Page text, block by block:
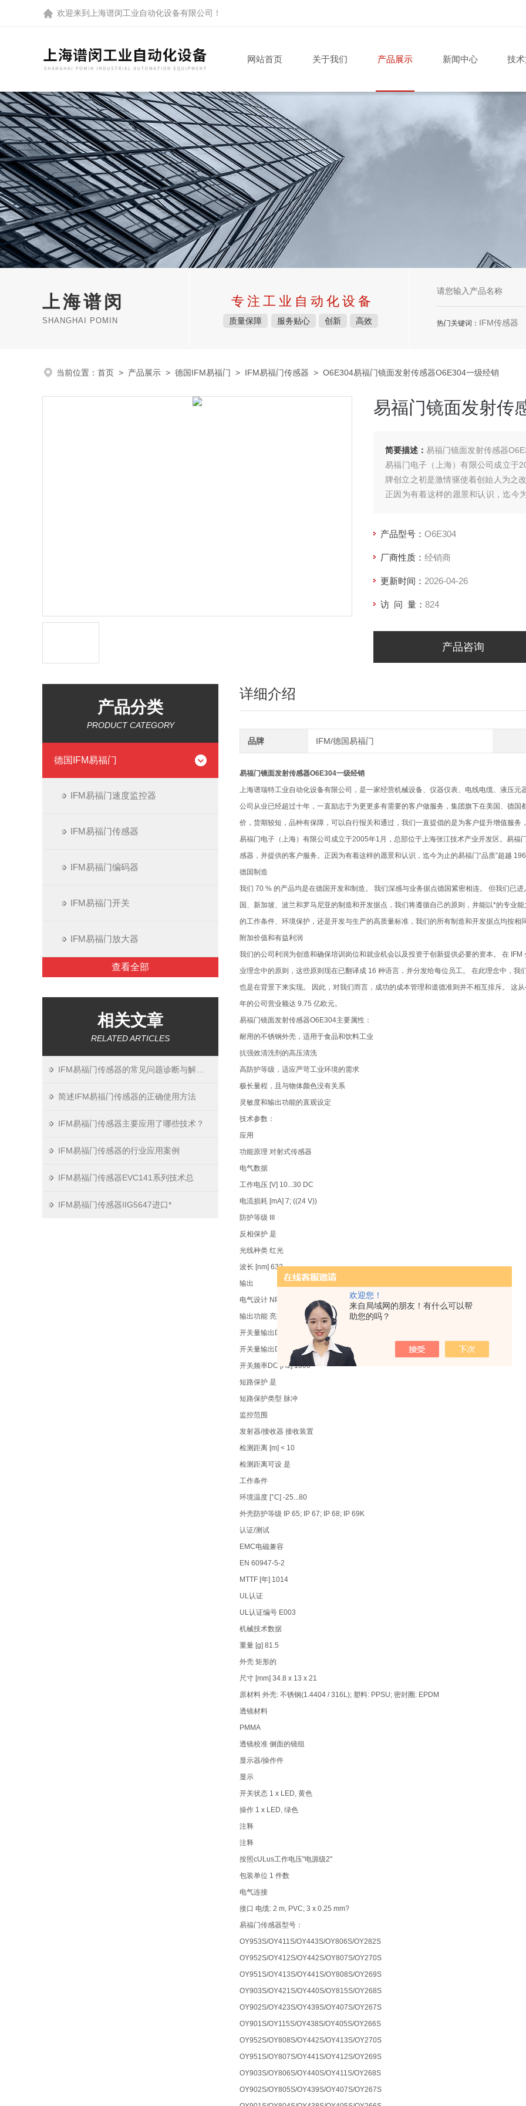
欢迎您！
来自局域网的朋友！有什么可以帮
助您的吗？
欢迎来到 上海谱闵工业自动化设备有限公司 ！
网站首页 关于我们 产品展示 新闻中心 技
上海谱闵
SHANGHAI POMIN
专注工业自动化设备
质量保障 服务贴心 创新 高效 热门关键词： IFM传感器
当前位置： 首页 > 产品展示 > 德国IFM易福门 > IFM易福门传感器 > O6E304易福门镜面发射传感器O6E304一级经销
易福门镜面发射传
简要描述： 易福门镜面发射传感器
易福门电子（上海）有限公司成立于
牌创立之初是激情驱使着创始人为之
正因为有着这样的愿景和认识，迄今
产品型号： O6E304
厂商性质： 经销商
更新时间： 2026-04-26
访 问 量： 824
产品咨询
产品分类
PRODUCT CATEGORY
德国IFM易福门
IFM易福门速度监控器
IFM易福门传感器
IFM易福门编码器
IFM易福门开关
IFM易福门放大器
查看全部
相关文章
RELATED ARTICLES
简述IFM易福门传感器的正确使用方法
IFM易福门传感器主要应用了哪些技术？
IFM易福门传感器的行业应用案例
IFM易福门传感器EVC141系列技术总
IFM易福门传感器IIG5647进口*
详细介绍
品牌 IFM/德国易福门
易福门镜面发射传感器O6E304一级经销
上海谱瑞特工业自动化设备有限公司，是一家经营机械设备、仪器仪表、电线电缆、液压
公司从业已经超过十年，一直励志于为更更多有需要的客户做服务，集团旗下在美国、德
价，货期较短，品种有保障，可以自行报关和通过，我们一直提倡的是为客户提升增值服
易福门电子（上海）有限公司成立于2005年1月，总部位于上海张江技术产业开发区。易
感器，并提供的客户服务。正因为有着这样的愿景和认识，迄今为止的易福门“品质”超越
德国制造
我们 70 % 的产品均是在德国开发和制造。 我们深感与业务据点德国紧密相连。 但我们已
国、新加坡、波兰和罗马尼亚的制造和开发据点，我们将遵循自己的原则，并能以*的专业
的工作条件、环境保护，还是开发与生产的高质量标准，我们的所有制造和开发据点均按相
附加价值和有益利润
我们的公司利润为创造和确保培训岗位和就业机会以及投资于创新提供必要的资本。 在
业理念中的原则，这些原则现在已翻译成 16 种语言，并分发给每位员工。 在此理念中，
也是在背景下来实现。 因此，对我们而言，成功的成本管理和道德准则并不相互排斥。 这
年的公司营业额达 9.75 亿欧元。
易福门镜面发射传感器O6E304主要属性：
耐用的不锈钢外壳，适用于食品和饮料工业
抗强效清洗剂的高压清洗
高防护等级，适应严苛工业环境的需求
极长量程，且与物体颜色没有关系
灵敏度和输出功能的直观设定
技术参数：
应用
功能原理 对射式传感器
电气数据
工作电压 [V] 10...30 DC
电流损耗 [mA] 7; ((24 V))
防护等级 III
反相保护 是
光线种类 红光
波长 [nm] 633
输出
电气设计 NPN
输出功能 亮通和暗通模式; (可选)
开关量输出DC电压降大值 [V] 2.5
开关量输出DC的持续电流负载 [mA] 100
开关频率DC [Hz] 1000
短路保护 是
短路保护类型 脉冲
监控范围
发射器/接收器 接收装置
检测距离 [m] < 10
检测距离可设 是
工作条件
环境温度 [°C] -25...80
外壳防护等级 IP 65; IP 67; IP 68; IP 69K
认证/测试
EMC电磁兼容
EN 60947-5-2
MTTF [年] 1014
UL认证
UL认证编号 E003
机械技术数据
重量 [g] 81.5
外壳 矩形的
尺寸 [mm] 34.8 x 13 x 21
原材料 外壳: 不锈钢(1.4404 / 316L); 塑料: PPSU; 密封圈: EPDM
透镜材料
PMMA
透镜校准 侧面的镜组
显示器/操作件
显示
开关状态 1 x LED, 黄色
操作 1 x LED, 绿色
注释
注释
按照cULus工作电压"电源级2"
包装单位 1 件数
电气连接
接口 电缆: 2 m, PVC; 3 x 0.25 mm?
易福门传感器型号：
OY953S/OY411S/OY443S/OY806S/OY282S
OY952S/OY412S/OY442S/OY807S/OY270S
OY951S/OY413S/OY441S/OY808S/OY269S
OY903S/OY421S/OY440S/OY815S/OY268S
OY902S/OY423S/OY439S/OY407S/OY267S
OY901S/OY115S/OY438S/OY405S/OY266S
OY952S/OY808S/OY442S/OY413S/OY270S
OY951S/OY807S/OY441S/OY412S/OY269S
OY903S/OY806S/OY440S/OY411S/OY268S
OY902S/OY805S/OY439S/OY407S/OY267S